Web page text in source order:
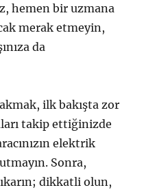
hemen bir uzmana
merak etmeyin,
da
ilk bakışta zor
takip ettiğinizde
elektrik
Sonra,
dikkatli olun,